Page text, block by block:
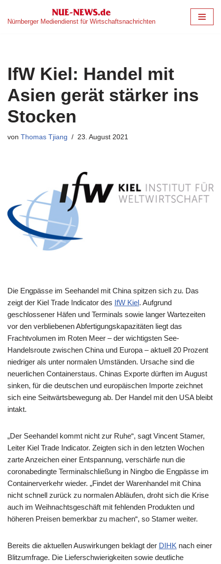
Zum
Nürnberger Mediendienst für Wirtschaftsnachrichten
IfW Kiel: Handel mit
Asien gerät stärker ins
Stocken
von Thomas Tjiang 23. August 2021
Die Engpässe im Seehandel mit China spitzen sich zu. Das
zeigt der Kiel Trade Indicator des IfW Kiel. Aufgrund
geschlossener Häfen und Terminals sowie langer Wartezeiten
vor den verbliebenen Abfertigungskapazitäten liegt das
Frachtvolumen im Roten Meer – der wichtigsten See-
Handelsroute zwischen China und Europa – aktuell 20 Prozent
niedriger als unter normalen Umständen. Ursache sind die
neuerlichen Containerstaus. Chinas Exporte dürften im August
sinken, für die deutschen und europäischen Importe zeichnet
sich eine Seitwärtsbewegung ab. Der Handel mit den USA bleibt
intakt.
„Der Seehandel kommt nicht zur Ruhe“, sagt Vincent Stamer,
Leiter Kiel Trade Indicator. Zeigten sich in den letzten Wochen
zarte Anzeichen einer Entspannung, verschärfe nun die
coronabedingte Terminalschließung in Ningbo die Engpässe im
Containerverkehr wieder. „Findet der Warenhandel mit China
nicht schnell zurück zu normalen Abläufen, droht sich die Krise
auch im Weihnachtsgeschäft mit fehlenden Produkten und
höheren Preisen bemerkbar zu machen“, so Stamer weiter.
Bereits die aktuellen Auswirkungen beklagt der DIHK nach einer
Blitzumfrage. Die Lieferschwierigkeiten sowie deutliche